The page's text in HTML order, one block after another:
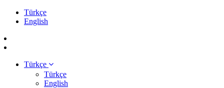
Türkçe
English
Türkçe
Türkçe
English